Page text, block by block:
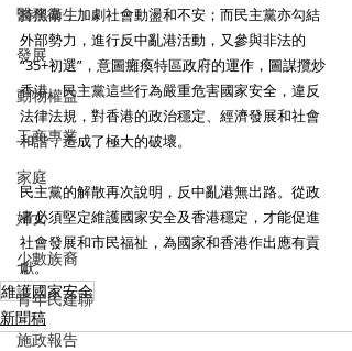
醫務衛生
發展
動物權益
工商專業
家庭
婦女
少數族裔
青年民建聯
施政報告
持黑暴，加劇社會動盪和不安；而民主黨亦勾結
外部勢力，進行反中亂港活動，又參與非法的
“35+初選”，意圖癱瘓特區政府的運作，圖謀攬炒
香港。民主黨這些行為嚴重危害國家安全，違反
法律法規，對香港的政治穩定、經濟發展和社會
和諧，造成了極大的破壞。
民主黨的解散再次說明，反中亂港無出路。從政
者必須堅定維護國家安全及香港穩定，才能促進
社會發展和市民福祉，為國家和香港作出應有貢
獻。
維護國家安全
新聞稿